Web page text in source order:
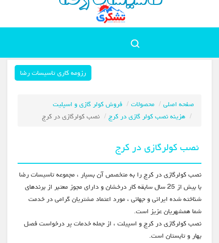
رزومه کاری تاسیسات رضا
صفحه اصلی محصولات
فروش کولر گازی و اسپلیت
هزینه نصب کولر گازی در کرج
نصب کولرگازی در کرج
نصب کولرگازی در کرج
نصب کولرگازی در کرج را به متخصص آن بسپار ، مجموعه تاسیسات رضا
با بیش از 25 سال سابقه کار درخشان و دارای مجوز معتبر از برندهای
شناخته شده ایرانی و جهانی ، مورد اعتماد مشتریان گرامی در خدمت
شما همشهریان عزیز است.
نصب کولرگازی در کرج و اسپیلت ، از جمله خدمات پر درخواست فصل
بهار و تابستان است.